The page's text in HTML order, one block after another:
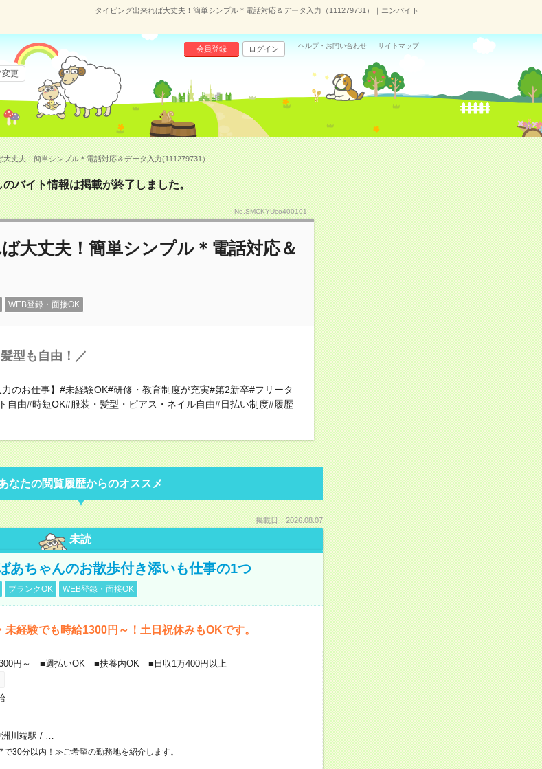
タイピング出来れば大丈夫！簡単シンプル＊電話対応＆データ入力（111279731）｜エンバイト
会員登録 ログイン ヘルプ・お問い合わせ サイトマップ
変更
大丈夫！簡単シンプル＊電話対応＆データ入力(111279731）
のバイト情報は掲載が終了しました。
No.SMCKYUco400101
大丈夫！簡単シンプル＊電話対応＆
WEB登録・面接OK
型も自由！／
力のお仕事】#未経験OK#研修・教育制度が充実#第2新卒#フリータ
自由#時短OK#服装・髪型・ピアス・ネイル自由#日払い制度#履歴
なたの閲覧履歴からのオススメ
掲載日：2026.08.07
未読
あちゃんのお散歩付き添いも仕事の1つ
ブランクOK WEB登録・面接OK
経験でも時給1300円～！土日祝休みもOKです。
円～ ■週払いOK ■扶養内OK ■日収1万400円以上
川端駅 /
30分以内！≫ご希望の勤務地を紹介します。